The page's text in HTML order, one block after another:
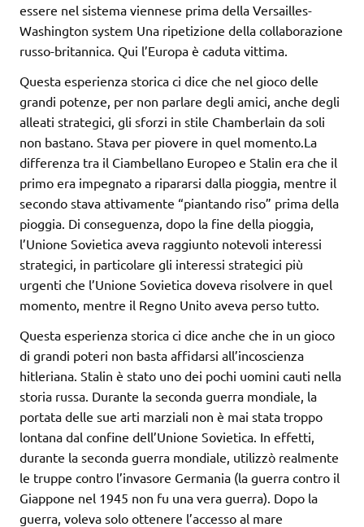
essere nel sistema viennese prima della Versailles-
Washington system Una ripetizione della collaborazione
russo-britannica. Qui l’Europa è caduta vittima.
Questa esperienza storica ci dice che nel gioco delle
grandi potenze, per non parlare degli amici, anche degli
alleati strategici, gli sforzi in stile Chamberlain da soli
non bastano. Stava per piovere in quel momento.La
differenza tra il Ciambellano Europeo e Stalin era che il
primo era impegnato a ripararsi dalla pioggia, mentre il
secondo stava attivamente “piantando riso” prima della
pioggia. Di conseguenza, dopo la fine della pioggia,
l’Unione Sovietica aveva raggiunto notevoli interessi
strategici, in particolare gli interessi strategici più
urgenti che l’Unione Sovietica doveva risolvere in quel
momento, mentre il Regno Unito aveva perso tutto.
Questa esperienza storica ci dice anche che in un gioco
di grandi poteri non basta affidarsi all’incoscienza
hitleriana. Stalin è stato uno dei pochi uomini cauti nella
storia russa. Durante la seconda guerra mondiale, la
portata delle sue arti marziali non è mai stata troppo
lontana dal confine dell’Unione Sovietica. In effetti,
durante la seconda guerra mondiale, utilizzò realmente
le truppe contro l’invasore Germania (la guerra contro il
Giappone nel 1945 non fu una vera guerra). Dopo la
guerra, voleva solo ottenere l’accesso al mare